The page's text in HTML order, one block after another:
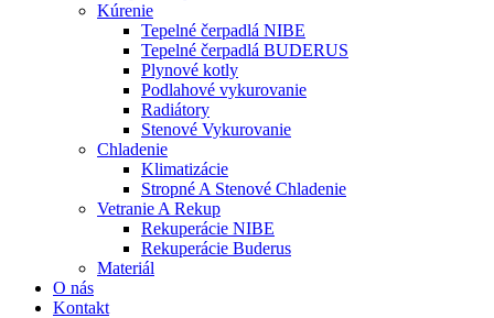
Kúrenie
Tepelné čerpadlá NIBE
Tepelné čerpadlá BUDERUS
Plynové kotly
Podlahové vykurovanie
Radiátory
Stenové Vykurovanie
Chladenie
Klimatizácie
Stropné A Stenové Chladenie
Vetranie A Rekup
Rekuperácie NIBE
Rekuperácie Buderus
Materiál
O nás
Kontakt